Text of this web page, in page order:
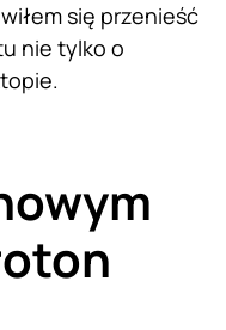
się przenieść
nie tylko o